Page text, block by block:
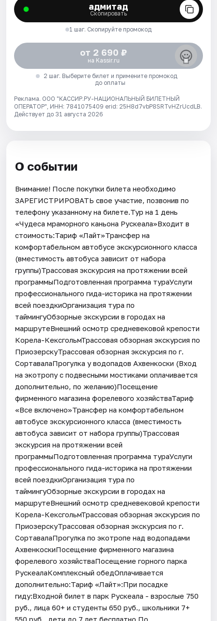
адмитад
Скопировать
1 шаг. Скопируйте промокод
от 2 690 ₽
на Kassir.ru
2 шаг. Выберите билет и примените промокод
до оплаты
Реклама. ООО "КАССИР.РУ-НАЦИОНАЛЬНЫЙ БИЛЕТНЫЙ
ОПЕРАТОР", ИНН: 7841075409 erid: 25H8d7vbP8SRTvHZrUcdLB.
Действует до 31 августа 2026
О событии
Внимание! После покупки билета необходимо
ЗАРЕГИСТРИРОВАТЬ свое участие, позвонив по
телефону указанному на билете.Тур на 1 день
«Чудеса мраморного каньона Рускеала»Входит в
стоимость:Тариф «Лайт»Трансфер на
комфортабельном автобусе экскурсионного класса
(вместимость автобуса зависит от набора
группы)Трассовая экскурсия на протяжении всей
программыПодготовленная программа тураУслуги
профессионального гида-историка на протяжении
всей поездкиОрганизация тура по
таймингуОбзорные экскурсии в городах на
маршрутеВнешний осмотр средневековой крепости
Корела-КексгольмТрассовая обзорная экскурсия по
ПриозерскуТрассовая обзорная экскурсия по г.
СортавалаПрогулка у водопадов Ахвенкоски (Вход
на экотропу с подвесными мостиками оплачивается
дополнительно, по желанию)Посещение
фирменного магазина форелевого хозяйстваТариф
«Все включено»Трансфер на комфортабельном
автобусе экскурсионного класса (вместимость
автобуса зависит от набора группы)Трассовая
экскурсия на протяжении всей
программыПодготовленная программа тураУслуги
профессионального гида-историка на протяжении
всей поездкиОрганизация тура по
таймингуОбзорные экскурсии в городах на
маршрутеВнешний осмотр средневековой крепости
Корела-КексгольмТрассовая обзорная экскурсия по
ПриозерскуТрассовая обзорная экскурсия по г.
СортавалаПрогулка по экотропе над водопадами
АхвенкоскиПосещение фирменного магазина
форелевого хозяйстваПосещение горного парка
РускеалаКомплексный обедОплачивается
дополнительно:Тариф «Лайт»:При посадке
гиду:Входной билет в парк Рускеала - взрослые 750
руб., лица 60+ и студенты 650 руб., школьники 7+
550 руб., дети до 7 лет бесплатно.По